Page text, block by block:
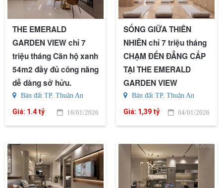
THE EMERALD
GARDEN VIEW chỉ 7
triệu tháng Căn hộ xanh
54m2 đầy đủ công năng
dễ dàng sở hửu.
Bán đất TP. Thuận An
Giá: 1.4 tỷ 16/01/2026
SỐNG GIỮA THIÊN
NHIÊN chỉ 7 triệu tháng
CHẠM ĐẾN ĐẲNG CẤP
TẠI THE EMERALD
GARDEN VIEW
Bán đất TP. Thuận An
Giá: 1,39 tỷ 04/01/2026